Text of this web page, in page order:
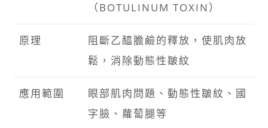
（BOTULINUM TOXIN）
原理
阻斷乙醯膽鹼的釋放，使肌肉放
鬆，消除動態性皺紋
應用範圍
眼部肌肉問題、動態性皺紋、國
字臉、蘿蔔腿等